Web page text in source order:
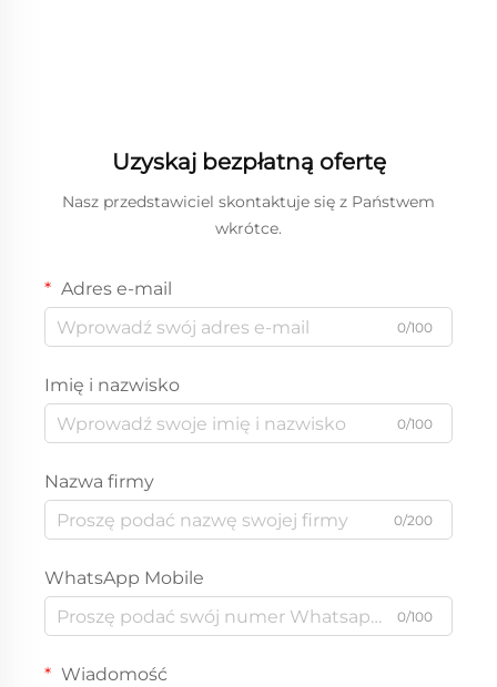
Uzyskaj bezpłatną ofertę
Nasz przedstawiciel skontaktuje się z Państwem
wkrótce.
Adres e-mail
0/100
Imię i nazwisko
0/100
Nazwa firmy
0/200
WhatsApp Mobile
0/100
Wiadomość